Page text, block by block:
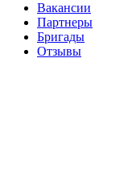
Вакансии
Партнеры
Бригады
Отзывы